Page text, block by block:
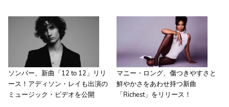
ソンバー、新曲「12 to 12」リリ
ース！アディソン・レイも出演の
ミュージック・ビデオを公開
マニー・ロング、傷つきやすさと
鮮やかさをあわせ持つ新曲
「Richest」をリリース！